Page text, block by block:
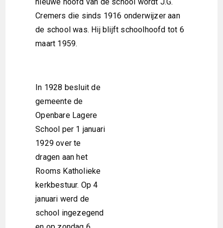
Cremers die sinds 1916 onderwijzer aan
de school was. Hij blijft schoolhoofd tot 6
maart 1959.
In 1928 besluit de
gemeente de
Openbare Lagere
School per 1 januari
1929 over te
dragen aan het
Rooms Katholieke
kerkbestuur. Op 4
januari werd de
school ingezegend